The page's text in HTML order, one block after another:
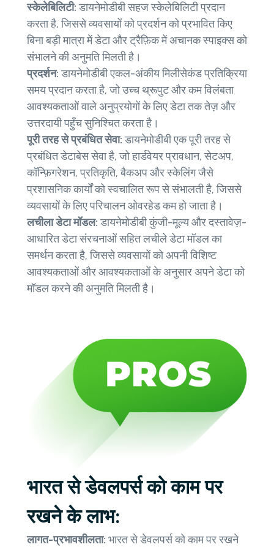
स्केलेबिलिटी:डायनेमोडीबी सहज स्केलेबिलिटी प्रदान
करता है, जिससे व्यवसायों को प्रदर्शन को प्रभावित किए
बिना बड़ी मात्रा में डेटा और ट्रैफ़िक में अचानक स्पाइक्स को
संभालने की अनुमति मिलती है।
प्रदर्शन:डायनेमोडीबी एकल-अंकीय मिलीसेकंड प्रतिक्रिया
समय प्रदान करता है, जो उच्च थ्रूपुट और कम विलंबता
आवश्यकताओं वाले अनुप्रयोगों के लिए डेटा तक तेज़ और
उत्तरदायी पहुँच सुनिश्चित करता है।
पूरी तरह से प्रबंधित सेवा:डायनेमोडीबी एक पूरी तरह से
प्रबंधित डेटाबेस सेवा है, जो हार्डवेयर प्रावधान, सेटअप,
कॉन्फ़िगरेशन, प्रतिकृति, बैकअप और स्केलिंग जैसे
प्रशासनिक कार्यों को स्वचालित रूप से संभालती है, जिससे
व्यवसायों के लिए परिचालन ओवरहेड कम हो जाता है।
लचीला डेटा मॉडल:डायनेमोडीबी कुंजी-मूल्य और दस्तावेज़-
आधारित डेटा संरचनाओं सहित लचीले डेटा मॉडल का
समर्थन करता है, जिससे व्यवसायों को अपनी विशिष्ट
आवश्यकताओं और आवश्यकताओं के अनुसार अपने डेटा को
मॉडल करने की अनुमति मिलती है।
भारत से डेवलपर्स को काम पर
रखने के लाभ:
लागत-प्रभावशीलता: भारत से डेवलपर्स को काम पर रखने